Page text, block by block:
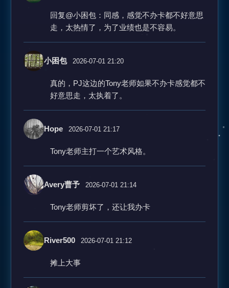
回复@小困包：同感，感觉不办卡都不好意思
走，太热情了，为了业绩也是不容易。
小困包 2026-07-01 21:20
真的，PJ这边的Tony老师如果不办卡感觉都不
好意思走，太执着了。
Hope 2026-07-01 21:17
Tony老师主打一个艺术风格。
Avery曹予 2026-07-01 21:14
Tony老师剪坏了，还让我办卡
River500 2026-07-01 21:12
摊上大事